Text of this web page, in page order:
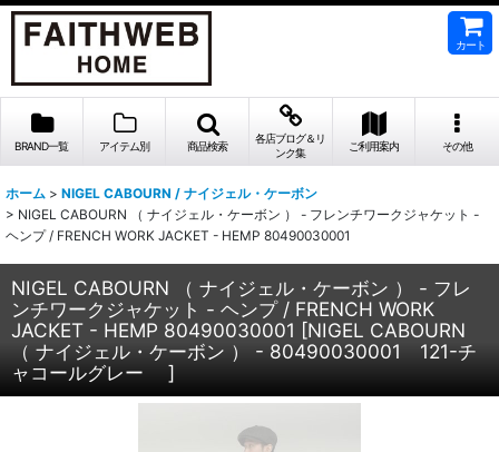
カート
BRAND一覧 アイテム別 商品検索
各店ブログ＆リ
ンク集
ご利用案内 その他
ホーム > NIGEL CABOURN / ナイジェル・ケーボン
> NIGEL CABOURN （ ナイジェル・ケーボン ） - フレンチワークジャケット -
ヘンプ / FRENCH WORK JACKET - HEMP 80490030001
NIGEL CABOURN （ ナイジェル・ケーボン ） - フレ
ンチワークジャケット - ヘンプ / FRENCH WORK
JACKET - HEMP 80490030001 [NIGEL CABOURN
（ ナイジェル・ケーボン ） - 80490030001 121-チ
ャコールグレー ]